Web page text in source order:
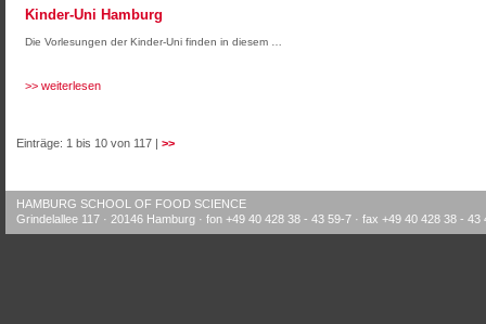
Kinder-Uni Hamburg
Die Vorlesungen der Kinder-Uni finden in diesem …
>> weiterlesen
Einträge: 1 bis 10 von 117 | >>
HAMBURG SCHOOL OF FOOD SCIENCE
Grindelallee 117 · 20146 Hamburg · fon +49 40 428 38 - 43 59-7 · fax +49 40 428 38 - 43